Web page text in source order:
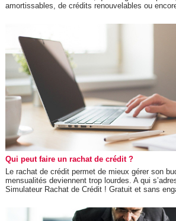
amortissables, de crédits renouvelables ou encore
Qui peut faire un rachat de crédit ?
Le rachat de crédit permet de mieux gérer son
mensualités deviennent trop lourdes. A qui
Simulateur Rachat de Crédit ! Gratuit et sans